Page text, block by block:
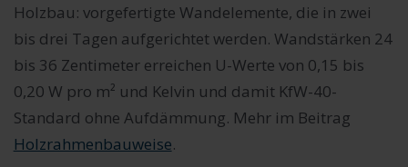
Holzbau: vorgefertigte Wandelemente, die in zwei
bis drei Tagen aufgerichtet werden. Wandstärken 24
bis 36 Zentimeter erreichen U-Werte von 0,15 bis
0,20 W pro m² und Kelvin und damit KfW-40-
Standard ohne Aufdämmung. Mehr im Beitrag
Holzrahmenbauweise.